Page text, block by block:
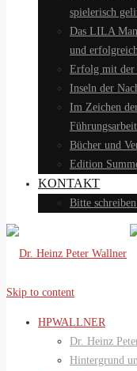
spielerisch
Das LILA
und
Erfolg mit der
Inseln der
Im Zeichen
Bücher und
Edition
KONTAKT
Bitte
Skip to content
HPWALLNER
Dr. Heinz
Hintergrund